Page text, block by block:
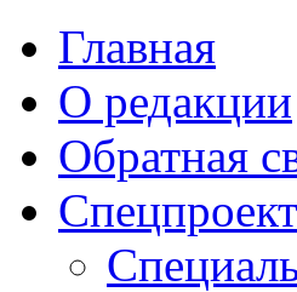
Главная
О редакции
Обратная